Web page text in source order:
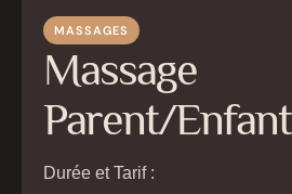
MASSAGES
Massage
Parent/Enfant
Durée et Tarif :